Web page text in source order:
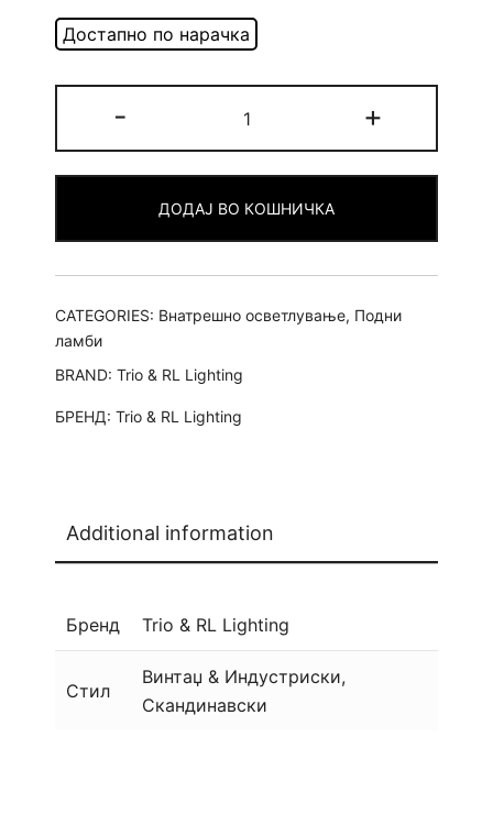
-
-
Подна
quantity
+
ДОДАЈ ВО КОШНИЧКА
CATEGORIES: Внатрешно осветлување, Подни
ламби
BRAND: Trio & RL Lighting
БРЕНД: Trio & RL Lighting
Additional information
Бренд Trio & RL Lighting
Стил
Винтаџ & Индустриски,
Скандинавски